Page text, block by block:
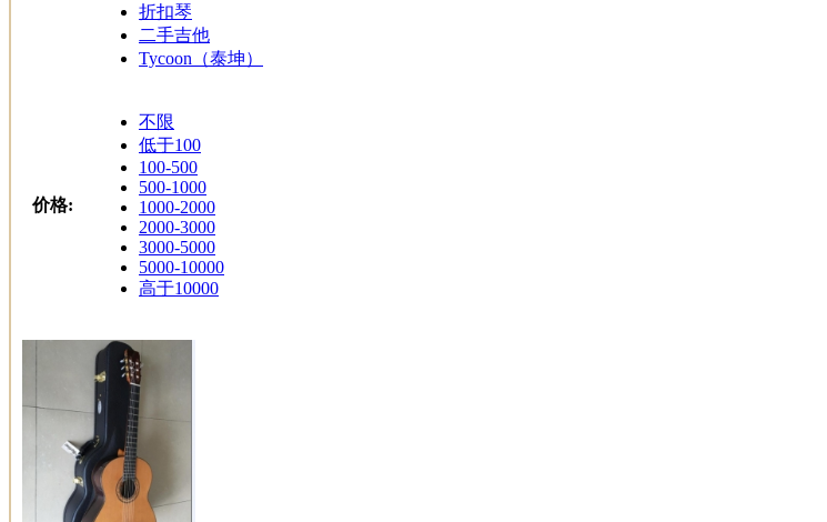
折扣琴
二手吉他
Tycoon（泰坤）
价格:
不限
低于100
100-500
500-1000
1000-2000
2000-3000
3000-5000
5000-10000
高于10000